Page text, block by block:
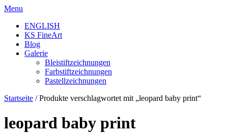
Skip
content
Menu
ENGLISH
KS FineArt
Blog
Galerie
Bleistiftzeichnungen
Farbstiftzeichnungen
Pastellzeichnungen
Startseite / Produkte verschlagwortet mit „leopard baby print“
leopard baby print